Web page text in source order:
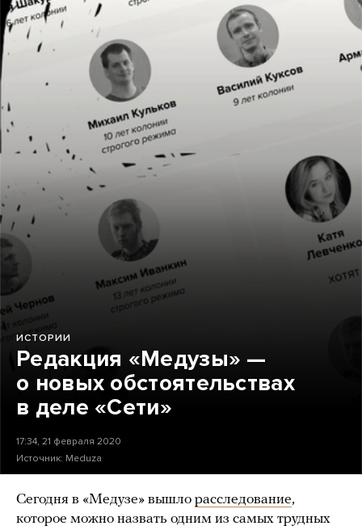
ИСТОРИИ
Редакция «Медузы» —
о новых обстоятельствах
в деле «Сети»
17:34, 21 февраля 2020
Источник: Meduza
Сегодня в «Медузе» вышло расследование,
которое можно назвать одним из самых трудных